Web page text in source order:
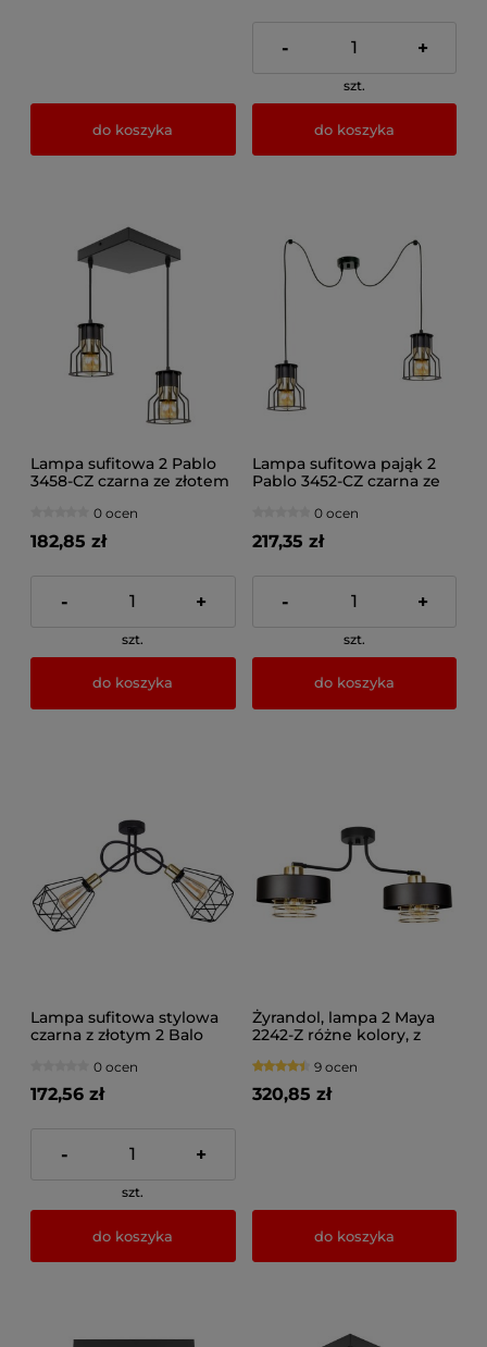
do koszyka
- +
szt.
do koszyka
Lampa sufitowa 2 Pablo
3458-CZ czarna ze złotem
0 ocen
182,85 zł
- +
szt.
do koszyka
Lampa sufitowa pająk 2
Pablo 3452-CZ czarna ze
0 ocen
217,35 zł
- +
szt.
do koszyka
Lampa sufitowa stylowa
czarna z złotym 2 Balo
0 ocen
172,56 zł
- +
szt.
do koszyka
Żyrandol, lampa 2 Maya
2242-Z różne kolory, z
9 ocen
320,85 zł
do koszyka